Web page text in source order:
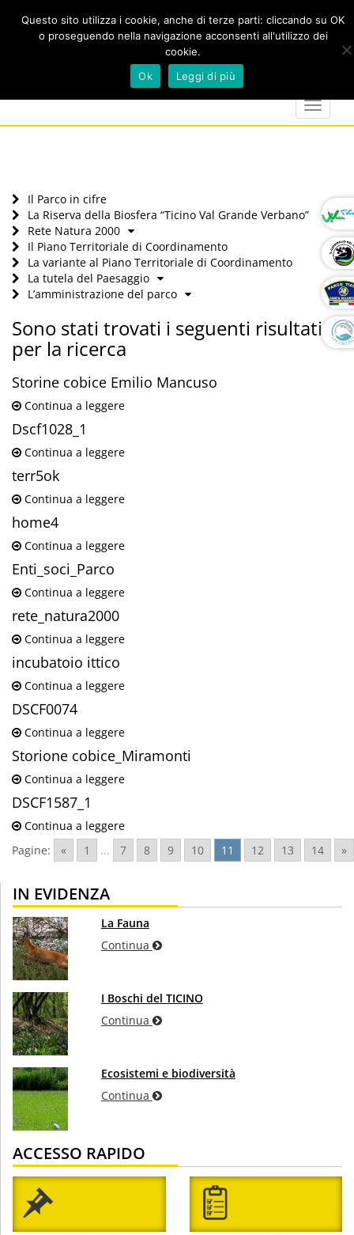
marker
calendar
Toggle
Il Parco in cifre
La Riserva della Biosfera “Ticino Val Grande Verbano”
Rete Natura 2000
Il Piano Territoriale di Coordinamento
La variante al Piano Territoriale di Coordinamento
La tutela del Paesaggio
L’amministrazione del parco
Sono stati trovati i seguenti risultati
per la ricerca
Storine cobice Emilio Mancuso
Continua a leggere
Dscf1028_1
Continua a leggere
terr5ok
Continua a leggere
home4
Continua a leggere
Enti_soci_Parco
Continua a leggere
rete_natura2000
Continua a leggere
incubatoio ittico
Continua a leggere
DSCF0074
Continua a leggere
Storione cobice_Miramonti
Continua a leggere
DSCF1587_1
Continua a leggere
Pagine:
« 1 ... 7 8 9 10 11 12 13 14 »
IN EVIDENZA
La Fauna
Continua
I Boschi del TICINO
Continua
Ecosistemi e biodiversità
Continua
ACCESSO RAPIDO
Questo sito utilizza i cookie, anche di terze parti: cliccando su OK
o proseguendo nella navigazione acconsenti all'utilizzo dei
cookie.
Ok
Leggi di più